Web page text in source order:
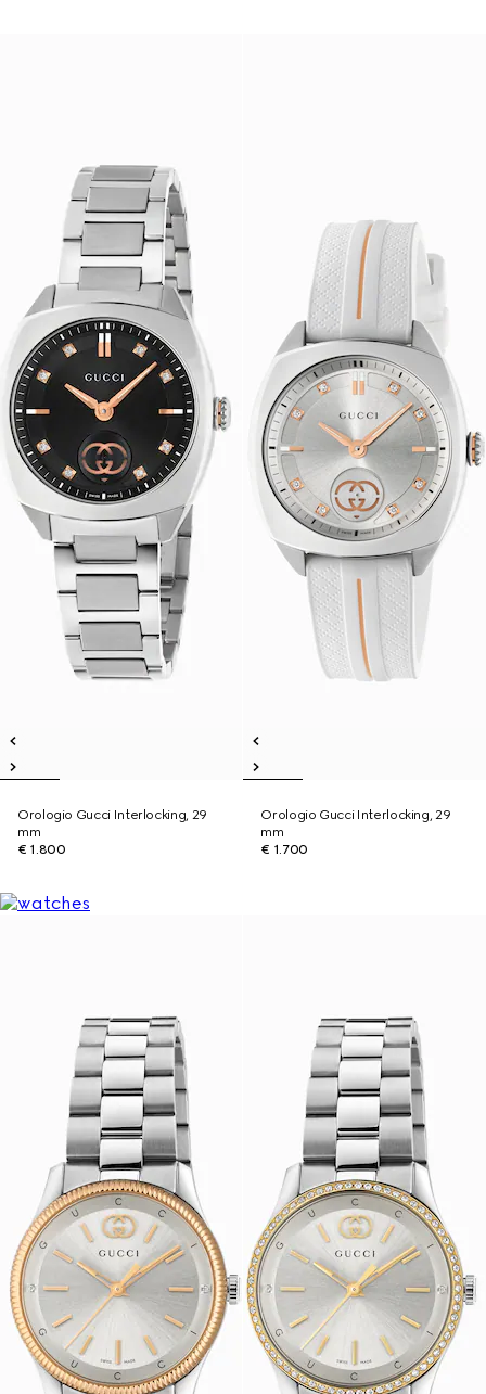
Orologio Gucci Interlocking, 29
mm
€ 1.800
Orologio Gucci Interlocking, 29
mm
€ 1.700